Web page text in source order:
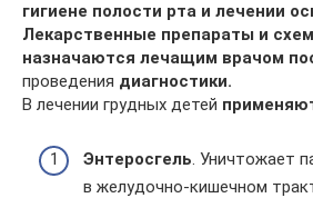
гигиене полости рта и лечении
Лекарственные препараты и
назначаются лечащим врачом
проведения диагностики.
В лечении грудных детей
Энтеросгель . Уничтожает
в желудочно-кишечном